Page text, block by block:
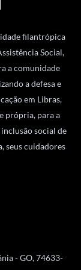
filantrópica
Social,
a comunidade
a defesa e
em Libras,
própria, para a
social de
seus cuidadores
- GO, 74633-